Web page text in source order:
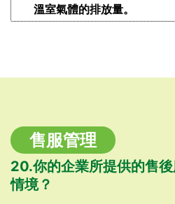
溫室氣體的排放量。
售服管理
20.你的企業所提供的售
情境？